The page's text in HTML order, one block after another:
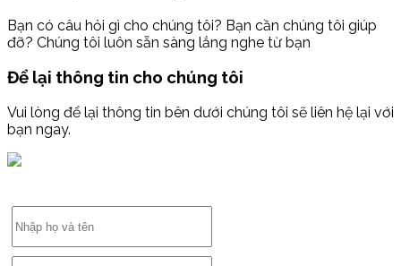
Bạn có câu hỏi gì cho chúng tôi? Bạn cần chúng tôi giúp
đỡ? Chúng tôi luôn sẵn sàng lắng nghe từ bạn
Để lại thông tin cho chúng tôi
Vui lòng để lại thông tin bên dưới chúng tôi sẽ liên hệ lại với
bạn ngay.